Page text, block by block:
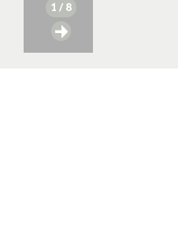
1 / 8